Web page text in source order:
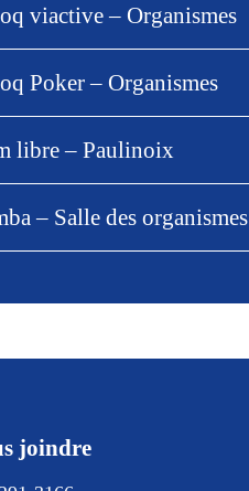
viactive – Organismes
Poker – Organismes
libre – Paulinoix
– Salle des organismes
joindre